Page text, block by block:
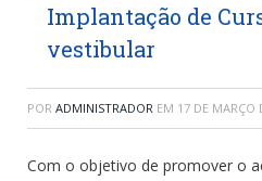
Implantação de
vestibular
POR ADMINISTRADOR EM 17 DE MARÇO
Com o objetivo de promover o